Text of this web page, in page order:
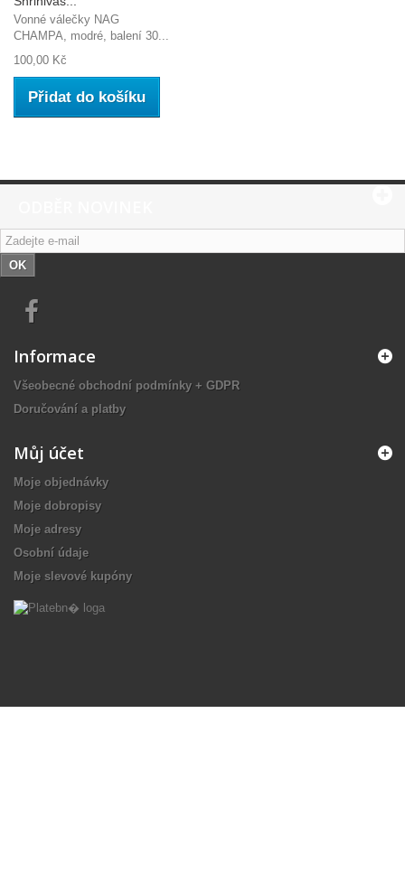
Vonné válečky NAG
CHAMPA, modré, balení 30...
100,00 Kč
Přidat do košíku
OK
Informace
Všeobecné obchodní podmínky + GDPR
Doručování a platby
Můj účet
Moje objednávky
Moje dobropisy
Moje adresy
Osobní údaje
Moje slevové kupóny